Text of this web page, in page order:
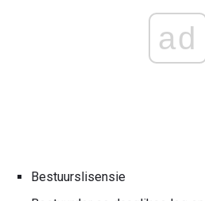
ad
Bestuurslisensie